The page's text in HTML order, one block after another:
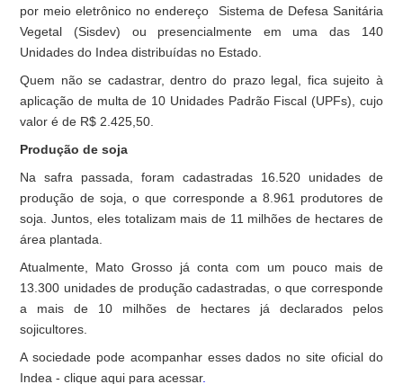
por meio eletrônico no endereço Sistema de Defesa Sanitária
Vegetal (Sisdev) ou presencialmente em uma das 140
Unidades do Indea distribuídas no Estado.
Quem não se cadastrar, dentro do prazo legal, fica sujeito à
aplicação de multa de 10 Unidades Padrão Fiscal (UPFs), cujo
valor é de R$ 2.425,50.
Produção de soja
Na safra passada, foram cadastradas 16.520 unidades de
produção de soja, o que corresponde a 8.961 produtores de
soja. Juntos, eles totalizam mais de 11 milhões de hectares de
área plantada.
Atualmente, Mato Grosso já conta com um pouco mais de
13.300 unidades de produção cadastradas, o que corresponde
a mais de 10 milhões de hectares já declarados pelos
sojicultores.
A sociedade pode acompanhar esses dados no site oficial do
Indea -clique aqui para acessar.